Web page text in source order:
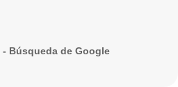
Búsqueda de Google